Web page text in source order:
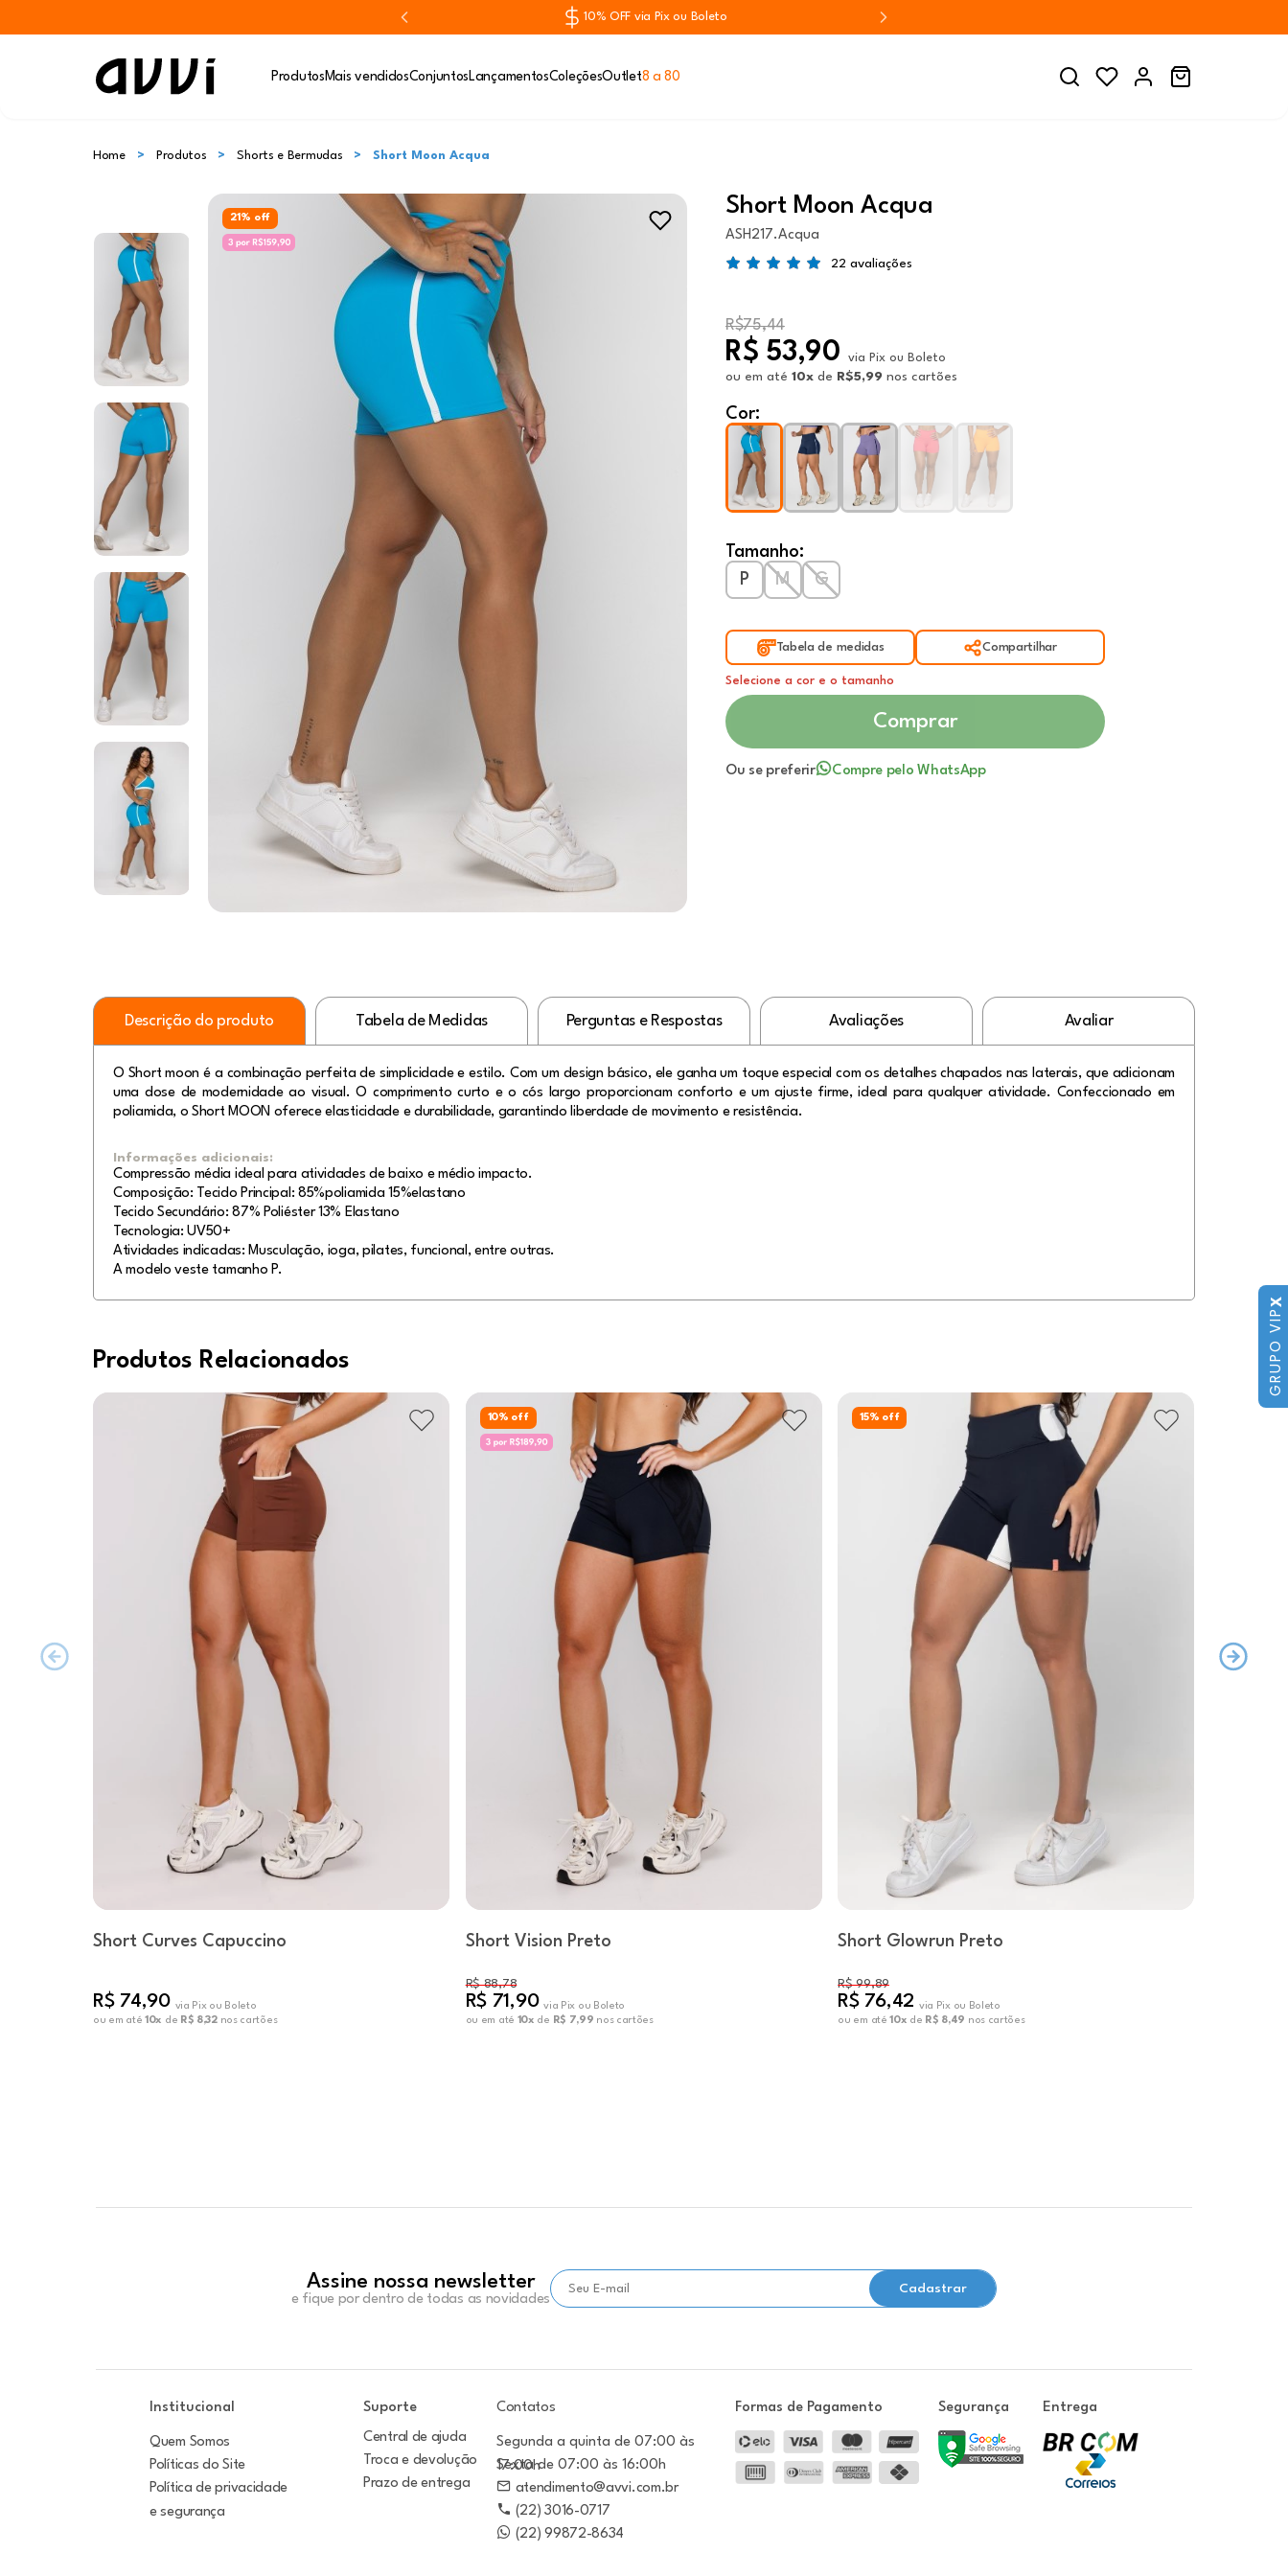
10% OFF via Pix ou Boleto
Produtos Mais vendidosConjuntos LançamentosColeçõesOutlet8 a 80
Home Produtos Shorts e Bermudas Short Moon Acqua
21% off Short Moon Acqua
ASH217.Acqua
22 avaliações
R$75,44
R$ 53,90 via Pix ou Boleto
ou em até 10x de R$5,99 nos cartões
Cor:
Tamanho:
P
M G
Tabela de medidas Compartilhar
Selecione a cor e o tamanho
Comprar
Ou se preferir Compre pelo WhatsApp
Descrição do produto Tabela de Medidas Perguntas e Respostas Avaliações Avaliar
O Short moon é a combinação perfeita de simplicidade e estilo. Com um design básico, ele ganha um toque especial com os detalhes chapados nas laterais, que adicionam
uma dose de modernidade ao visual. O comprimento curto e o cós largo proporcionam conforto e um ajuste firme, ideal para qualquer atividade. Confeccionado em
poliamida, o Short MOON oferece elasticidade e durabilidade, garantindo liberdade de movimento e resistência.
Informações adicionais:
Compressão média ideal para atividades de baixo e médio impacto.
Composição: Tecido Principal: 85%poliamida 15%elastano
Tecido Secundário: 87% Poliéster 13% Elastano
Tecnologia: UV50+
Atividades indicadas: Musculação, ioga, pilates, funcional, entre outras.
A modelo veste tamanho P.
Produtos Relacionados
Short Curves Capuccino
R$ 74,90 via Pix ou Boleto
ou em até 10x de R$ 8,32nos cartões
10% off
Short Vision Preto
R$ 88,78
R$ 71,90 via Pix ou Boleto
ou em até 10x de R$ 7,99 nos cartões
15% off
Short Glowrun Preto
R$ 99,89
R$ 76,42 via Pix ou Boleto
ou em até10x de R$ 8,49 nos cartões
Assine nossa newsletter
e fique por dentro de todas as novidades
Cadastrar
Institucional
Quem Somos
Políticas do Site
Política de privacidade
e segurança
Suporte
Central de ajuda
Troca e devolução
Prazo de entrega
Contatos
Segunda a quinta de 07:00 às
17:00h
Sexta de 07:00 às 16:00h
atendimento@avvi.com.br
(22) 3016-0717
(22) 99872-8634
Formas de Pagamento Segurança Entrega
GRUPO VIP
X